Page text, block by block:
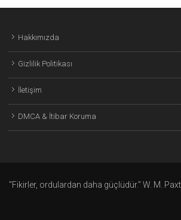
Hakkımızda
Gizlilik Politikası
İletişim
DMCA & İtibar Koruma
"Fikirler, ordulardan daha güçlüdür." W. M.